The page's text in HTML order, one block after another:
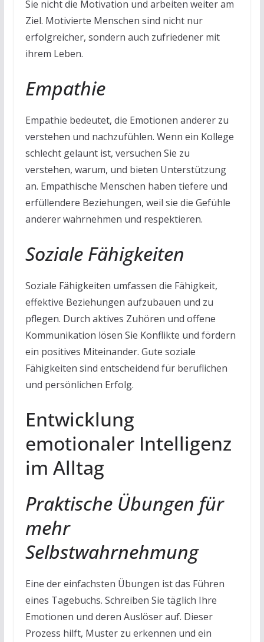
Sie nicht die Motivation und arbeiten weiter am
Ziel. Motivierte Menschen sind nicht nur
erfolgreicher, sondern auch zufriedener mit
ihrem Leben.
Empathie
Empathie bedeutet, die Emotionen anderer zu
verstehen und nachzufühlen. Wenn ein Kollege
schlecht gelaunt ist, versuchen Sie zu
verstehen, warum, und bieten Unterstützung
an. Empathische Menschen haben tiefere und
erfüllendere Beziehungen, weil sie die Gefühle
anderer wahrnehmen und respektieren.
Soziale Fähigkeiten
Soziale Fähigkeiten umfassen die Fähigkeit,
effektive Beziehungen aufzubauen und zu
pflegen. Durch aktives Zuhören und offene
Kommunikation lösen Sie Konflikte und fördern
ein positives Miteinander. Gute soziale
Fähigkeiten sind entscheidend für beruflichen
und persönlichen Erfolg.
Entwicklung
emotionaler Intelligenz
im Alltag
Praktische Übungen für
mehr
Selbstwahrnehmung
Eine der einfachsten Übungen ist das Führen
eines Tagebuchs. Schreiben Sie täglich Ihre
Emotionen und deren Auslöser auf. Dieser
Prozess hilft, Muster zu erkennen und ein